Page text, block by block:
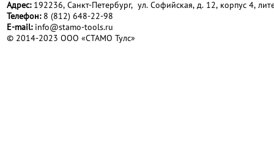
Адрес:192236, Санкт-Петербург, ул. Софийская, д. 12, корпус 4,
Телефон:8 (812) 648-22-98
Е-mail: info@stamo-tools.ru
© 2014-2023 ООО «СТАМО Тулс»